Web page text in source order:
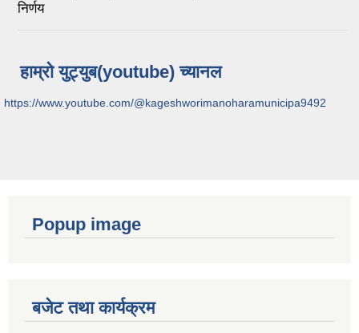
निर्णय
हाम्रो युट्युब(youtube) च्यानल
https://www.youtube.com/@kageshworimanoharamunicipa9492
Popup image
बजेट तथा कार्यक्रम